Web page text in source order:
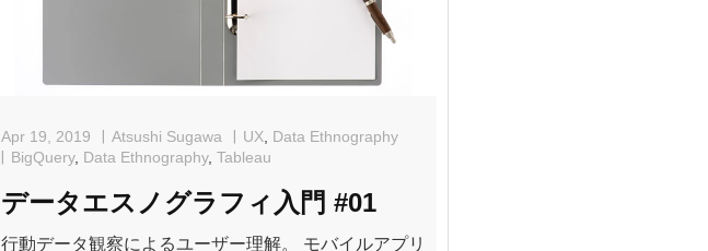
Apr 19, 2019 Atsushi Sugawa UX Data Ethnography
BigQuery, Data Ethnography, Tableau
データエスノグラフィ入門 #01
行動データ観察によるユーザー理解。 モバイルアプリ